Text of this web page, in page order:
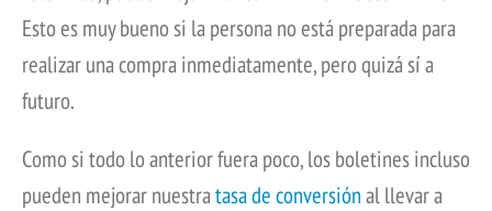
Esto es muy bueno si la persona no está preparada para
realizar una compra inmediatamente, pero quizá sí a
futuro.
Como si todo lo anterior fuera poco, los boletines incluso
pueden mejorar nuestratasa de conversiónal llevar a